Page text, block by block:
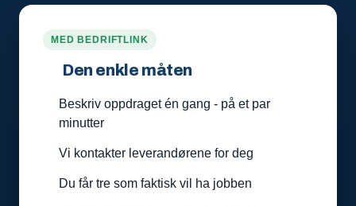
MED BEDRIFTLINK
Den enkle måten
Beskriv oppdraget én gang - på et par
minutter
Vi kontakter leverandørene for deg
Du får tre som faktisk vil ha jobben